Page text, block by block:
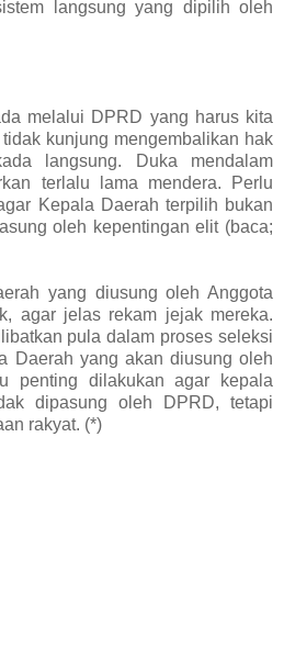
langsung yang dipilih oleh
melalui DPRD yang harus kita
kunjung mengembalikan hak
langsung. Duka mendalam
terlalu lama mendera. Perlu
Kepala Daerah terpilih bukan
oleh kepentingan elit (baca;
yang diusung oleh Anggota
agar jelas rekam jejak mereka.
pula dalam proses seleksi
Daerah yang akan diusung oleh
penting dilakukan agar kepala
dipasung oleh DPRD, tetapi
rakyat. (*)